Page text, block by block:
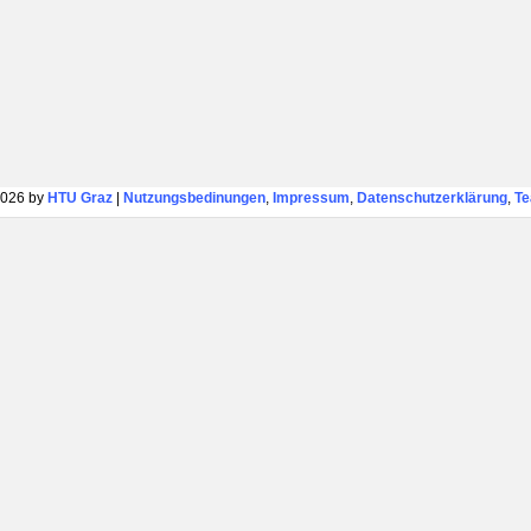
by HTU Graz| Nutzungsbedinungen, Impressum, Datenschutzerklärung,